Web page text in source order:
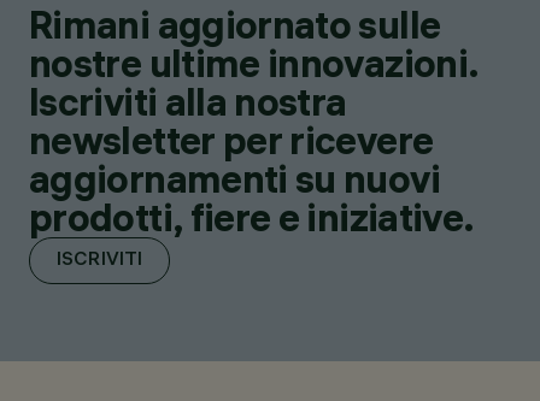
Rimani aggiornato sulle
nostre ultime innovazioni.
Iscriviti alla nostra
newsletter per ricevere
aggiornamenti su nuovi
prodotti, fiere e iniziative.
ISCRIVITI